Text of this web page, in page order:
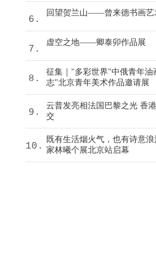
6.
回望贺兰山——曾来德书画艺
7.
虚空之地——卿泰卯作品展
8.
征集｜"多彩世界"中俄青年油
志"北京青年美术作品邀请展
9.
云普发亮相法国巴黎之光 香
交
10.
既有生活烟火气，也有诗意
家林曦个展北京站启幕